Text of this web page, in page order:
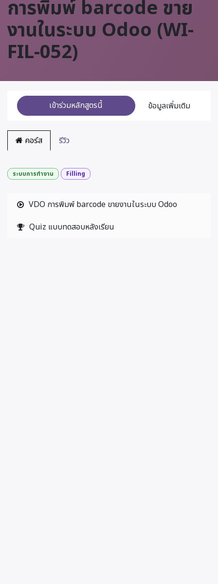
การพิมพ์ barcode ขาย
งานในระบบ Odoo (WI-
FIL-052)
เข้าร่วมหลักสูตรนี้ ข้อมูลเพิ่มเติม
คอร์ส รีวิว
ระบบการทำงาน Filling
VDO การพิมพ์ barcode ขายงานในระบบ Odoo
Quiz แบบทดสอบหลังเรียน